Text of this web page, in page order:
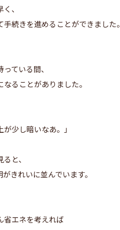
、
手続きを進めることができました。
ている間、
なることがありました。
が少し暗いなあ。」
と、
がきれいに並んでいます。
省エネを考えれば